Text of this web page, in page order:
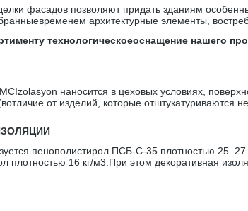
фасадов позволяют придать зданиям
архитектурные элементы,
технологическоеоснащение нашего
наносится в цеховых условиях,
от изделий, которые отштукатуриваются
пенополистирол ПСБ-С-35 плотностью
плотностью 16 кг/м3.При этом декоративная